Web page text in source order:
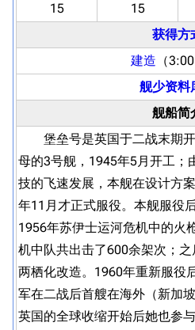
15
15
获得方
建造 （
舰少资料
舰船简
堡垒号是英国于二战末期开
母的3号舰，1945年5月开工；
技的飞速发展，本舰在设计方
年11月才正式服役。本舰服役
1956年苏伊士运河危机中的火
机中队共出击了600余架次；
两栖化改造。1960年重新服役
军在二战后首艘在海外（新加
英国的全球收缩开始后她也参